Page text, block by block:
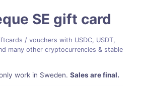
SE gift card
/ vouchers with USDC, USDT,
many other cryptocurrencies & stable
work in Sweden. Sales are final.